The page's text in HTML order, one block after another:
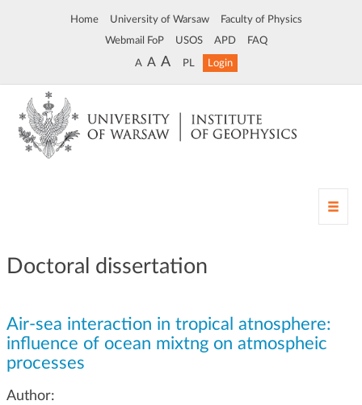
Home University of Warsaw Faculty of Physics
Webmail FoP USOS APD FAQ
A A A PL Login
T
o
a
Doctoral dissertation
Air-sea interaction in tropical atnosphere:
influence of ocean mixtng on atmospheic
processes
Author: